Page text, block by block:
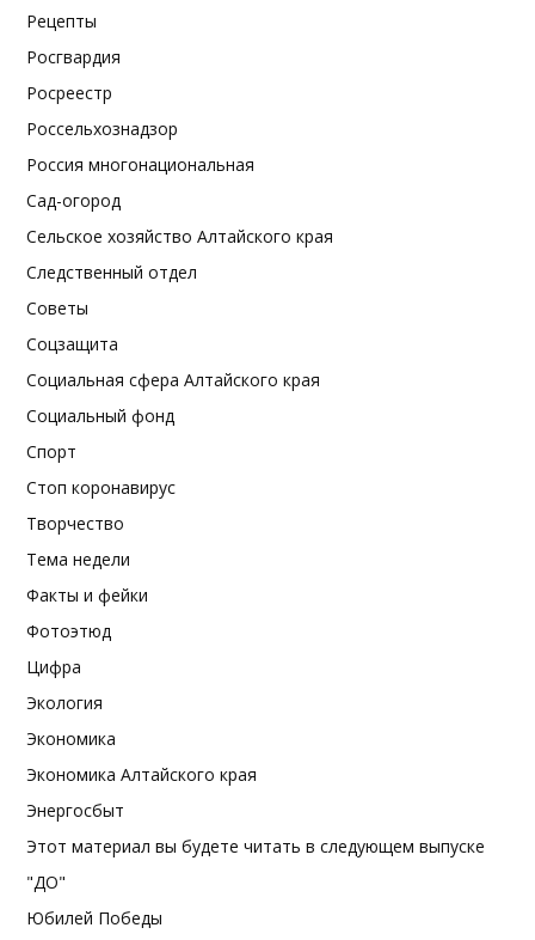
Рецепты
Росгвардия
Росреестр
Россельхознадзор
Россия многонациональная
Сад-огород
Сельское хозяйство Алтайского края
Следственный отдел
Советы
Соцзащита
Социальная сфера Алтайского края
Социальный фонд
Спорт
Стоп коронавирус
Творчество
Тема недели
Факты и фейки
Фотоэтюд
Цифра
Экология
Экономика
Экономика Алтайского края
Энергосбыт
Этот материал вы будете читать в следующем выпуске
"ДО"
Юбилей Победы